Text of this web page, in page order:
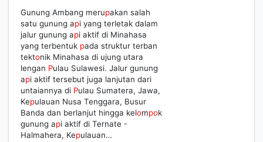
Gunung Ambang merupakan salah
satu gunung api yang terletak dalam
jalur gunung api aktif di Minahasa
yang terbentuk pada struktur terban
tektonik Minahasa di ujung utara
lengan Pulau Sulawesi. Jalur gunung
api aktif tersebut juga lanjutan dari
untaiannya di Pulau Sumatera, Jawa,
Kepulauan Nusa Tenggara, Busur
Banda dan berlanjut hingga kelompok
gunung api aktif di Ternate -
Halmahera, Kepulauan…